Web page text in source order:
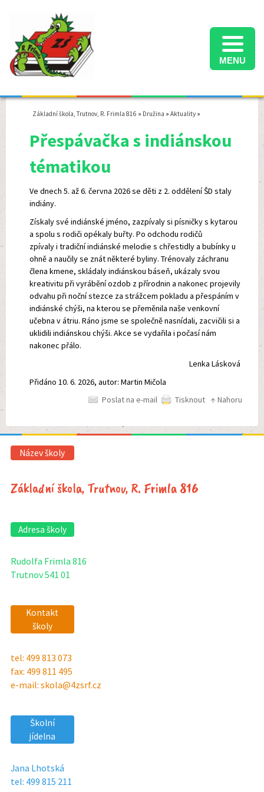
MENU
Základní škola, Trutnov, R. Frimla 816 » Družina » Aktuality »
Přespávačka s indiánskou
tématikou
Ve dnech 5. až 6. června 2026 se děti z 2. oddělení ŠD staly
indiány.
Získaly své indiánské jméno, zazpívaly si písničky s kytarou
a spolu s rodiči opékaly buřty. Po odchodu rodičů
zpívaly i tradiční indiánské melodie s chřestidly a bubínky u
ohně a naučily se znát některé byliny. Trénovaly záchranu
člena kmene, skládaly indiánskou báseň, ukázaly svou
kreativitu při vyrábění ozdob z přírodnin a nakonec projevily
odvahu při noční stezce za strážcem pokladu a přespáním v
indiánské chýši, na kterou se přeměnila naše venkovní
učebna v átriu. Ráno jsme se společně nasnídali, zacvičili si a
uklidili indiánskou chýši. Akce se vydařila i počasí nám
nakonec přálo.
Lenka Lásková
Přidáno 10. 6. 2026, autor: Martin Mičola
Poslat na e-mail
Tisknout ↑ Nahoru
Název školy
Základní škola, Trutnov, R. Frimla 816
Adresa školy
Rudolfa Frimla 816
Trutnov 541 01
Kontakt
školy
tel: 499 813 073
fax: 499 811 495
e-mail: skola@4zsrf.cz
Školní
jídelna
Jana Lhotská
tel: 499 815 211